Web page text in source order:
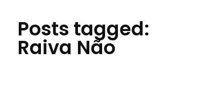
Posts tagged:
Raiva Não